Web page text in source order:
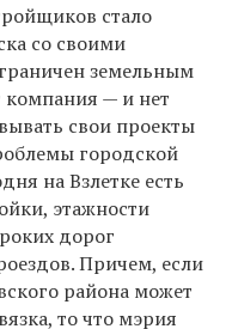
стало
со своими
земельным
компания — и нет
свои проекты
городской
на Взлетке есть
этажности
дорог
Причем, если
района может
то что мэрия